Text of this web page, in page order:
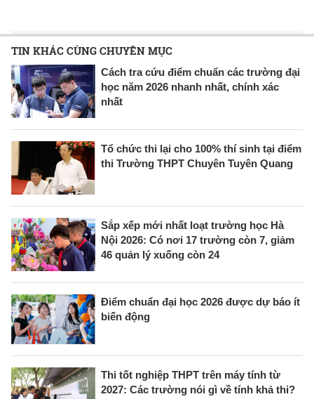
TIN KHÁC CÙNG CHUYÊN MỤC
Cách tra cứu điểm chuẩn các trường đại
học năm 2026 nhanh nhất, chính xác
nhất
Tổ chức thi lại cho 100% thí sinh tại điểm
thi Trường THPT Chuyên Tuyên Quang
Sắp xếp mới nhất loạt trường học Hà
Nội 2026: Có nơi 17 trường còn 7, giảm
46 quản lý xuống còn 24
Điểm chuẩn đại học 2026 được dự báo ít
biến động
Thi tốt nghiệp THPT trên máy tính từ
2027: Các trường nói gì về tính khả thi?